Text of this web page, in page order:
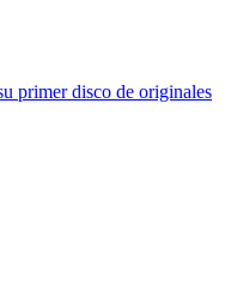
primer disco de originales